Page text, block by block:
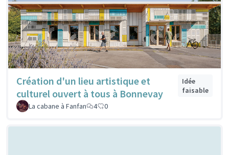
Création d'un lieu artistique et
culturel ouvert à tous à Bonnevay
Idée
faisable
La cabane à Fanfan
4 0